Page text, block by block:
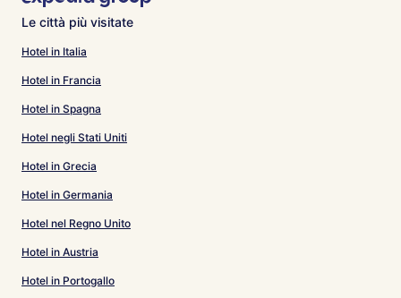
Le città più visitate
Hotel in Italia
Hotel in Francia
Hotel in Spagna
Hotel negli Stati Uniti
Hotel in Grecia
Hotel in Germania
Hotel nel Regno Unito
Hotel in Austria
Hotel in Portogallo